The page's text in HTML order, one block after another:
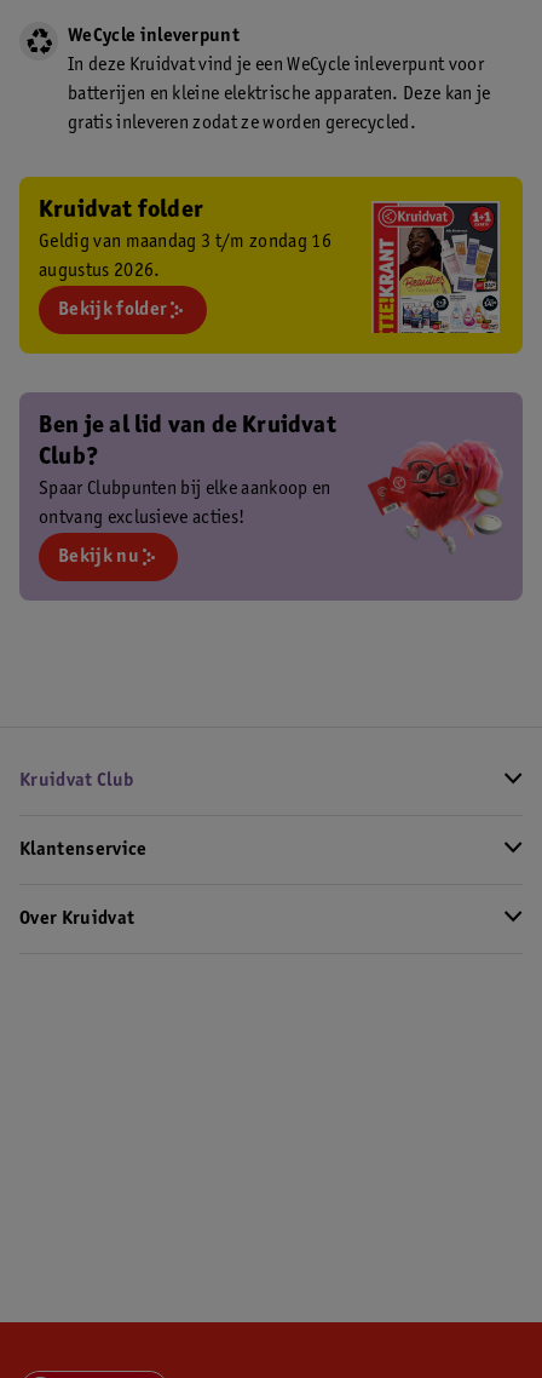
WeCycle inleverpunt
In deze Kruidvat vind je een WeCycle inleverpunt voor
batterijen en kleine elektrische apparaten. Deze kan je
gratis inleveren zodat ze worden gerecycled.
Kruidvat folder
Geldig van maandag 3 t/m zondag 16
augustus 2026.
Bekijk folder
Ben je al lid van de Kruidvat
Club?
Spaar Clubpunten bij elke aankoop en
ontvang exclusieve acties!
Bekijk nu
Kruidvat Club
Klantenservice
Over Kruidvat